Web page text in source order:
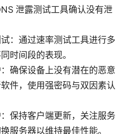
泄露测试工具确认没有泄
：通过速率测试工具进行多
时间段的表现。
确保设备上没有潜在的恶意
件，使用强密码与双因素认
保持客户端更新，关注服务
服务器以维持最佳性能。